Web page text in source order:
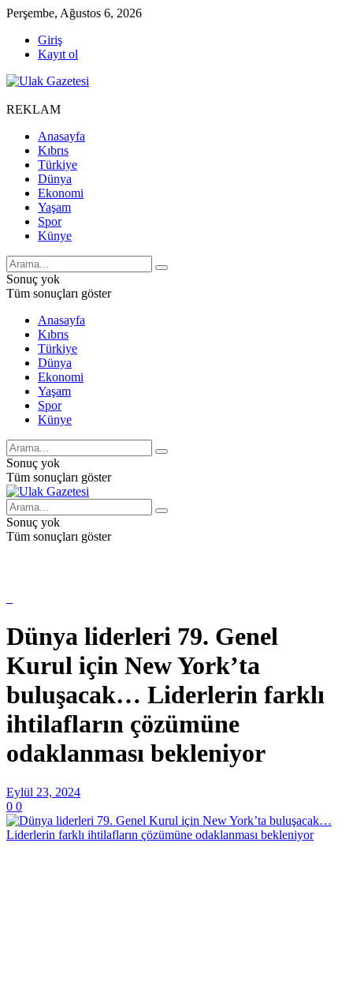
Perşembe, Ağustos 6, 2026
Giriş
Kayıt ol
REKLAM
Anasayfa
Kıbrıs
Türkiye
Dünya
Ekonomi
Yaşam
Spor
Künye
Sonuç yok
Tüm sonuçları göster
Anasayfa
Kıbrıs
Türkiye
Dünya
Ekonomi
Yaşam
Spor
Künye
Sonuç yok
Tüm sonuçları göster
Sonuç yok
Tüm sonuçları göster
Dünya liderleri 79. Genel
Kurul için New York’ta
buluşacak… Liderlerin farklı
ihtilafların çözümüne
odaklanması bekleniyor
Eylül 23, 2024
0 0